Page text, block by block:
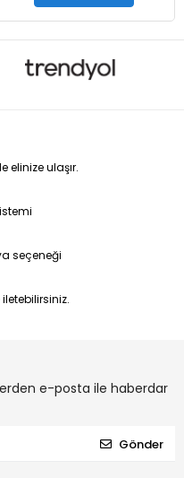
elinize ulaşır.
seçeneği
e-posta ile haberdar
Gönder